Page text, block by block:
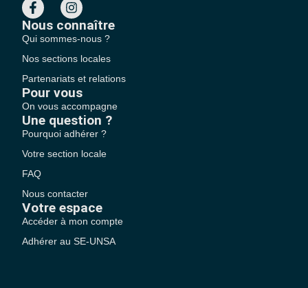
Nous connaître
Qui sommes-nous ?
Nos sections locales
Partenariats et relations
Pour vous
On vous accompagne
Une question ?
Pourquoi adhérer ?
Votre section locale
FAQ
Nous contacter
Votre espace
Accéder à mon compte
Adhérer au SE-UNSA